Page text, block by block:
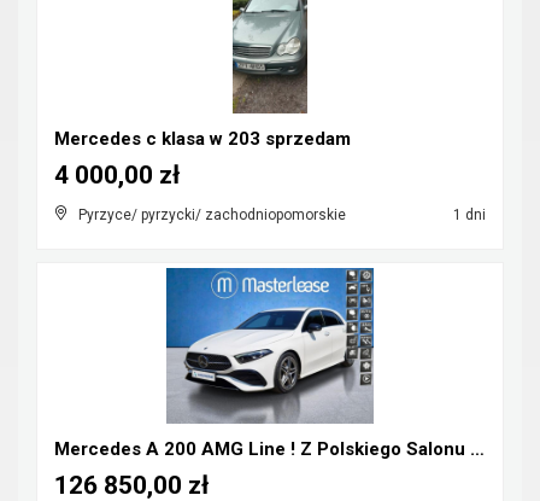
Mercedes c klasa w 203 sprzedam
Pyrzyce/ pyrzycki/ zachodniopomorskie 1 dni
4 000,00 zł
Mercedes A 200 AMG Line ! Z Polskiego Salonu ! Fak...
126 850,00 zł